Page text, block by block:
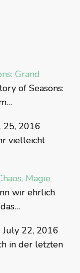
Grand
of Seasons:
25, 2016
vielleicht
Magie
wir ehrlich
July 22, 2016
in der letzten